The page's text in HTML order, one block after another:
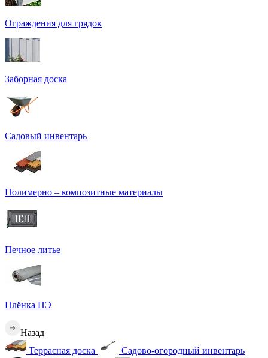
Ограждения для грядок
Заборная доска
Садовый инвентарь
Полимерно – композитные материалы
Печное литье
Плёнка ПЭ
Назад
Террасная доска
Садово-огородный инвентарь